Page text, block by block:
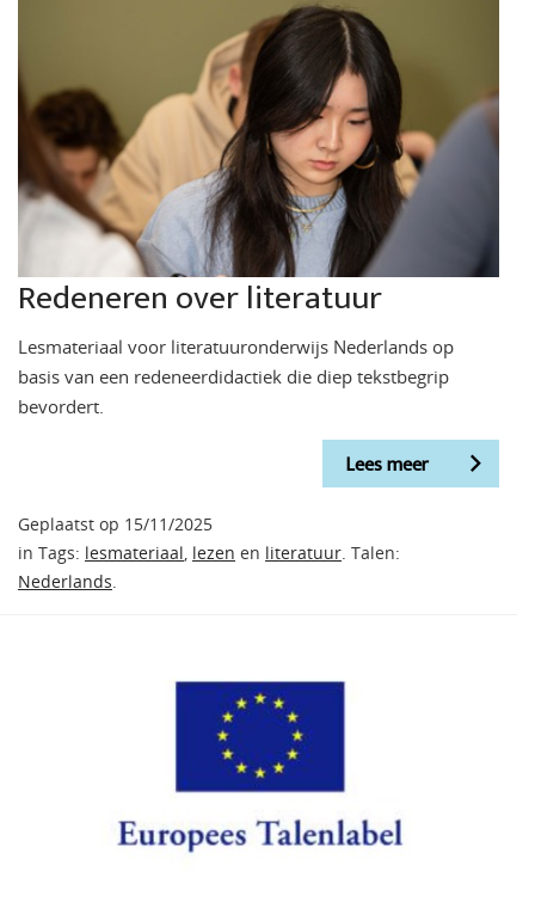
Redeneren over literatuur
Lesmateriaal voor literatuuronderwijs Nederlands op
basis van een redeneerdidactiek die diep tekstbegrip
bevordert.
Lees meer
Geplaatst op 15/11/2025
in Tags: lesmateriaal lezen en literatuur . Talen:
Nederlands